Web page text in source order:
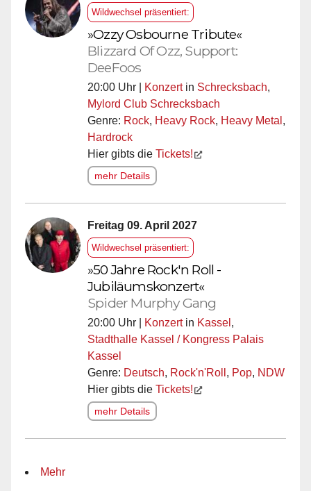
Wildwechsel präsentiert:
»Ozzy Osbourne Tribute«
Blizzard Of Ozz, Support:
DeeFoos
20:00 Uhr | Konzertin Schrecksbach,
Mylord Club Schrecksbach
Genre: Rock, Heavy Rock, Heavy Metal ,
Hardrock
Hier gibts die Tickets!
mehr Details
Freitag 09. April 2027
Wildwechsel präsentiert:
»50 Jahre Rock'n Roll -
Jubiläumskonzert«
Spider Murphy Gang
20:00 Uhr | Konzertin Kassel ,
Stadthalle Kassel / Kongress Palais
Kassel
Genre: Deutsch, Rock'n'Roll , Pop, NDW
Hier gibts die Tickets!
mehr Details
Mehr